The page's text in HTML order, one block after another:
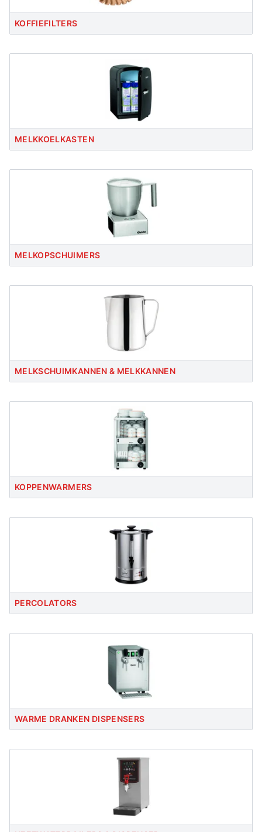
KOFFIEFILTERS
MELKKOELKASTEN
MELKOPSCHUIMERS
MELKSCHUIMKANNEN & MELKKANNEN
KOPPENWARMERS
PERCOLATORS
WARME DRANKEN DISPENSERS